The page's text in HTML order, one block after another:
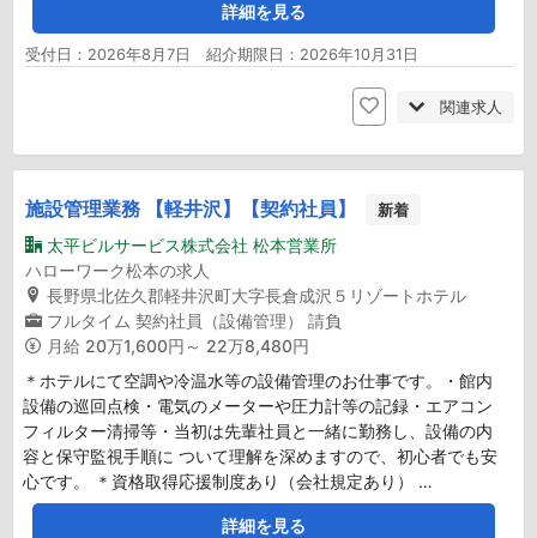
詳細を見る
受付日：2026年8月7日 紹介期限日：2026年10月31日
関連求人
施設管理業務 【軽井沢】【契約社員】 新着
太平ビルサービス株式会社 松本営業所
ハローワーク松本の求人
長野県北佐久郡軽井沢町大字長倉成沢５リゾートホテル
フルタイム 契約社員（設備管理）
請負
月給 20万1,600円～ 22万8,480円
＊ホテルにて空調や冷温水等の設備管理のお仕事です。・館内
設備の巡回点検・電気のメーターや圧力計等の記録・エアコン
フィルター清掃等・当初は先輩社員と一緒に勤務し、設備の内
容と保守監視手順に ついて理解を深めますので、初心者でも安
心です。 ＊資格取得応援制度あり（会社規定あり） …
詳細を見る